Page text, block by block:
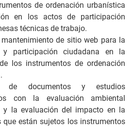
de ordenación urbanística
en los actos de participación
técnicas de trabajo.
mantenimiento de sitio web para la
y participación ciudadana en la
los instrumentos de ordenación
de documentos y estudios
con la evaluación ambiental
y la evaluación del impacto en la
que están sujetos los instrumentos